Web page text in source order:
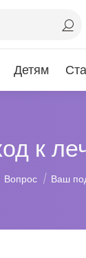
Детям
к
Вопрос Ваш